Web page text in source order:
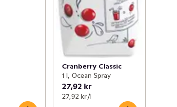
Cranberry Classic
1 l, Ocean Spray
27,92 kr
27,92 kr /l